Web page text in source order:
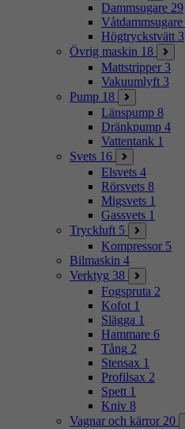
Dammsugare 29
Våtdammsugare
Högtryckstvätt 3
Övrig maskin 18
Mattstripper 3
Vakuumlyft 3
Pump 18
Länspump 8
Dränkpump 4
Vattentank 1
Svets 16
Elsvets 4
Rörsvets 8
Migsvets 1
Gassvets 1
Tryckluft 5
Kompressor 5
Bilmaskin 4
Verktyg 38
Fogspruta 2
Kofot 1
Slägga 1
Hammare 6
Tång 2
Stensax 1
Profilsax 2
Spett 1
Kniv 8
Vagnar och kärror 20